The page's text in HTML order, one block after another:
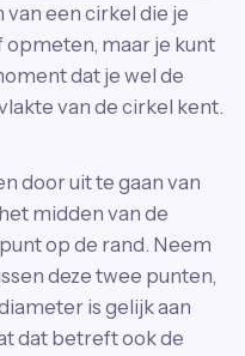
een cirkel die je
opmeten, maar je kunt
dat je wel de
van de cirkel kent.
door uit te gaan van
midden van de
op de rand. Neem
deze twee punten,
is gelijk aan
dat betreft ook de